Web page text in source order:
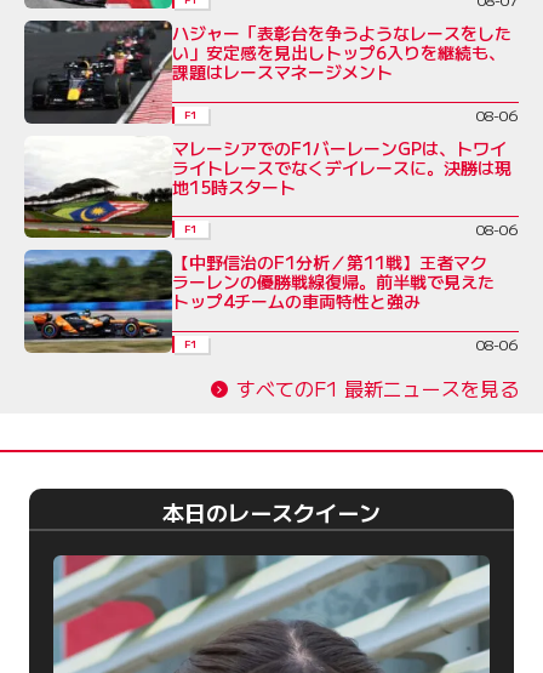
ハジャー「表彰台を争うようなレースをした
い」安定感を見出しトップ6入りを継続も、
課題はレースマネージメント
F1 08-06
マレーシアでのF1バーレーンGPは、トワイ
ライトレースでなくデイレースに。決勝は現
地15時スタート
F1 08-06
【中野信治のF1分析／第11戦】王者マク
ラーレンの優勝戦線復帰。前半戦で見えた
トップ4チームの車両特性と強み
F1 08-06
すべてのF1 最新ニュースを見る
本日のレースクイーン